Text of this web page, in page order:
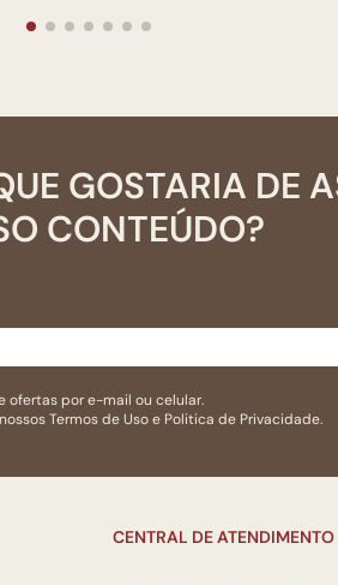
GOSTARIA DE
CONTEÚDO?
ofertas por e-mail ou celular.
Termos de Usoe Politica de Privacidade.
CENTRAL DE